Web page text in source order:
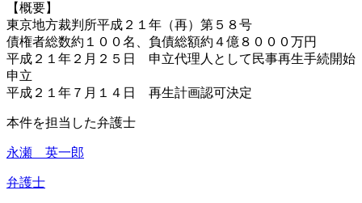
【概要】
東京地方裁判所平成２１年（再）第５８号
債権者総数約１００名、負債総額約４億８０００万円
平成２１年２月２５日 申立代理人として民事再生手続開始
申立
平成２１年７月１４日 再生計画認可決定
本件を担当した弁護士
永瀬 英一郎
弁護士